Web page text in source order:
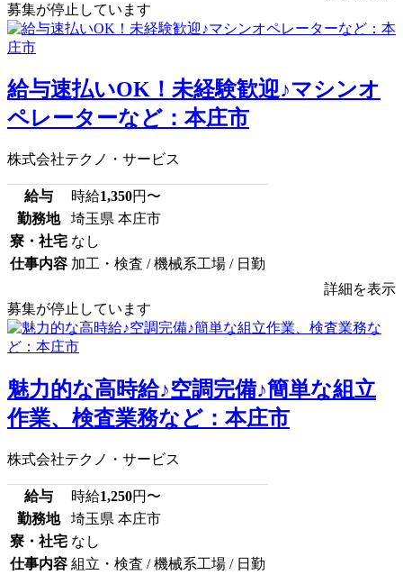
募集が停止しています
給与速払いOK！未経験歓迎♪マシンオ
ペレーターなど：本庄市
株式会社テクノ・サービス
給与 時給1,350円〜
勤務地
埼玉県 本庄市
寮・社宅 なし
仕事内容 加工・検査 / 機械系工場 / 日勤
詳細を表示
募集が停止しています
魅力的な高時給♪空調完備♪簡単な組立
作業、検査業務など：本庄市
株式会社テクノ・サービス
給与 時給1,250円〜
勤務地
埼玉県 本庄市
寮・社宅 なし
仕事内容 組立・検査 / 機械系工場 / 日勤